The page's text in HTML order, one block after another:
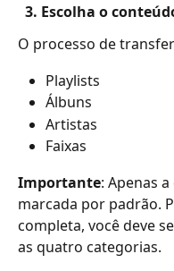
3. Escolha o
O processo de
Playlists
Álbuns
Artistas
Faixas
Importante: Apenas
marcada por padrão.
completa, você deve
as quatro categorias.